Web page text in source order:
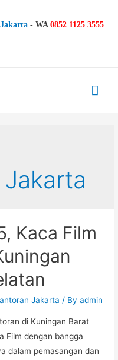
- WA 0852 1125 3555
Kaca Film
Jakarta / Byadmin
di Kuningan Barat
Film dengan bangga
dalam pemasangan dan